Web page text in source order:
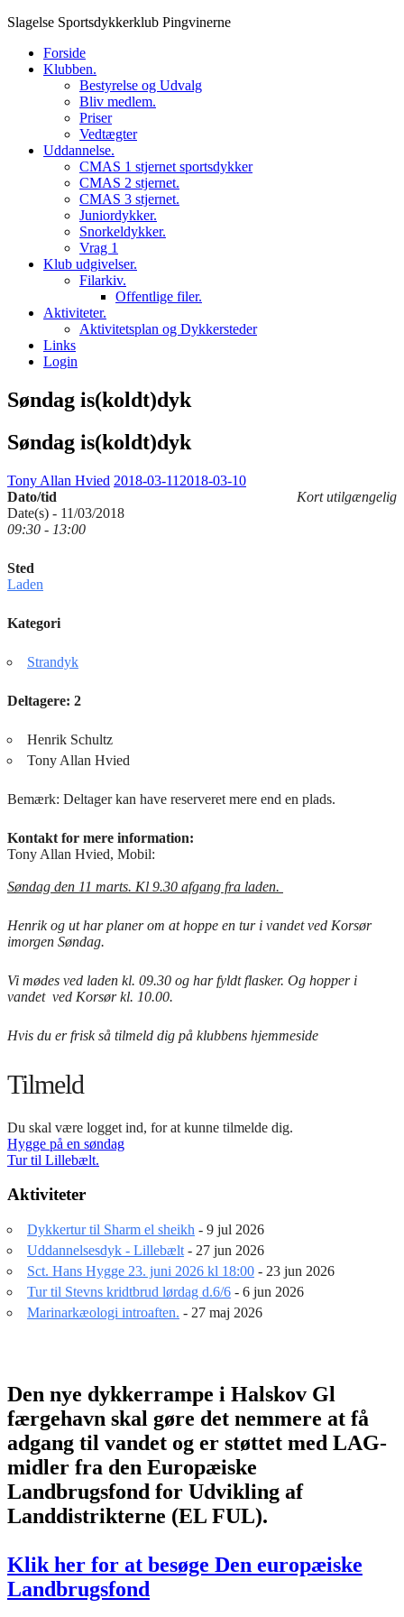
Skip
content
Slagelse Sportsdykkerklub Pingvinerne
Forside
Klubben.
Bestyrelse og Udvalg
Bliv medlem.
Priser
Vedtægter
Uddannelse.
CMAS 1 stjernet sportsdykker
CMAS 2 stjernet.
CMAS 3 stjernet.
Juniordykker.
Snorkeldykker.
Vrag 1
Klub udgivelser.
Filarkiv.
Offentlige filer.
Aktiviteter.
Aktivitetsplan og Dykkersteder
Links
Login
Søndag is(koldt)dyk
Søndag is(koldt)dyk
Tony Allan Hvied 2018-03-11 2018-03-10
Kort utilgængelig
Dato/tid
Date(s) - 11/03/2018
09:30 - 13:00
Sted
Laden
Kategori
Strandyk
Deltagere: 2
Henrik Schultz
Tony Allan Hvied
Bemærk: Deltager kan have reserveret mere end en plads.
Kontakt for mere information:
Tony Allan Hvied, Mobil:
Søndag den 11 marts. Kl 9.30 afgang fra laden.
Henrik og ut har planer om at hoppe en tur i vandet ved Korsør
imorgen Søndag.
Vi mødes ved laden kl. 09.30 og har fyldt flasker. Og hopper i
vandet ved Korsør kl. 10.00.
Hvis du er frisk så tilmeld dig på klubbens hjemmeside
Tilmeld
Du skal være logget ind, for at kunne tilmelde dig.
Indlægsnavigation
Hygge på en søndag
Tur til Lillebælt.
Aktiviteter
Dykkertur til Sharm el sheikh - 9 jul 2026
Uddannelsesdyk - Lillebælt - 27 jun 2026
Sct. Hans Hygge 23. juni 2026 kl 18:00 - 23 jun 2026
Tur til Stevns kridtbrud lørdag d.6/6 - 6 jun 2026
Marinarkæologi introaften. - 27 maj 2026
Den nye dykkerrampe i Halskov Gl
færgehavn skal gøre det nemmere at få
adgang til vandet og er støttet med LAG-
midler fra den Europæiske
Landbrugsfond for Udvikling af
Landdistrikterne (EL FUL).
Klik her for at besøge Den europæiske
Landbrugsfond